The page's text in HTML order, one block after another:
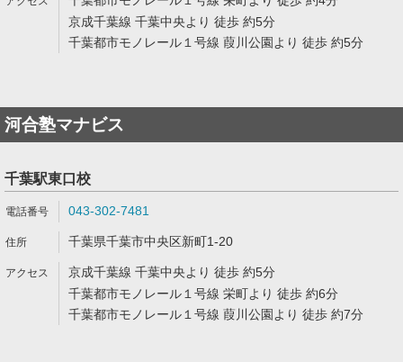
京成千葉線 千葉中央より 徒歩 約5分
千葉都市モノレール１号線 葭川公園より 徒歩 約5分
河合塾マナビス
千葉駅東口校
043-302-7481
千葉県千葉市中央区新町1-20
京成千葉線 千葉中央より 徒歩 約5分
千葉都市モノレール１号線 栄町より 徒歩 約6分
千葉都市モノレール１号線 葭川公園より 徒歩 約7分